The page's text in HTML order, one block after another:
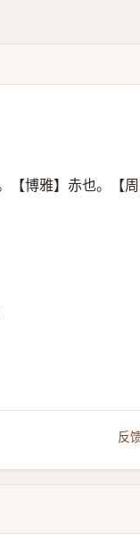
【博雅】赤也。【周
反